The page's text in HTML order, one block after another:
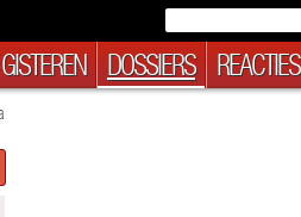
GISTEREN DOSSIERS REACTIES